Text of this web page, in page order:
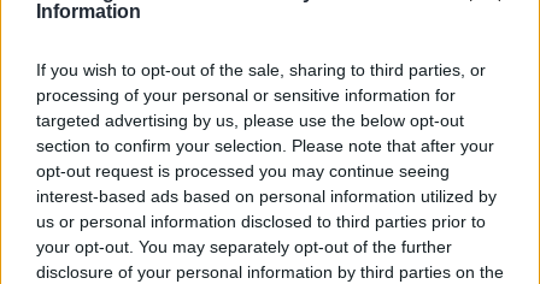
Information
If you wish to opt-out of the sale, sharing to third parties, or
processing of your personal or sensitive information for
targeted advertising by us, please use the below opt-out
section to confirm your selection. Please note that after your
opt-out request is processed you may continue seeing
interest-based ads based on personal information utilized by
us or personal information disclosed to third parties prior to
your opt-out. You may separately opt-out of the further
disclosure of your personal information by third parties on the
Δημοκρατία
στόχος παραμένει η εξάντληση της
τετραετίας .
«Ο πρωθυπουργός έχει ζητήσει ετοιμότητα. Αυτό
σημαίνει ότι μπαίνουμε σε έναν μαραθώνιο.
Θεωρώ ότι οι εκλογές θα γίνουν το 2027, όμως
πρέπει να είμαστε έτοιμοι με ψηφοδέλτια, με τον